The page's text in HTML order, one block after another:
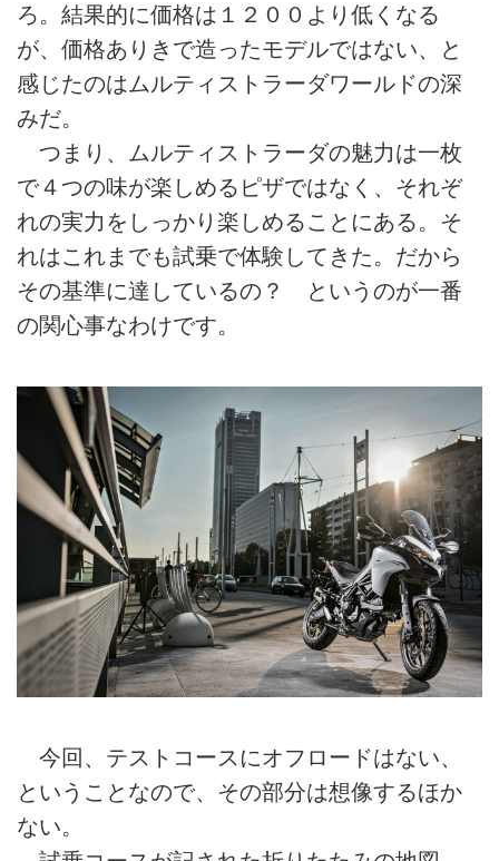
ろ。結果的に価格は１２００より低くなる
が、価格ありきで造ったモデルではない、と
感じたのはムルティストラーダワールドの深
みだ。
つまり、ムルティストラーダの魅力は一枚
で４つの味が楽しめるピザではなく、それぞ
れの実力をしっかり楽しめることにある。そ
れはこれまでも試乗で体験してきた。だから
その基準に達しているの？ というのが一番
の関心事なわけです。
今回、テストコースにオフロードはない、
ということなので、その部分は想像するほか
ない。